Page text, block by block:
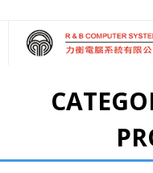
‧ 雲端應用